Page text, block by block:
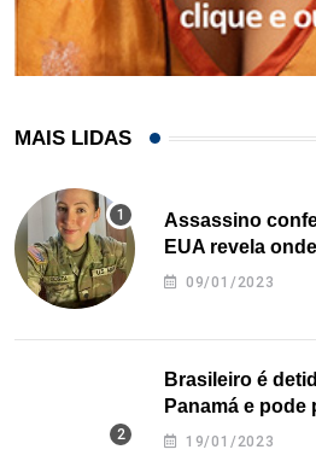
MAIS LIDAS
Assassino
EUA revela
09/01/2023
Brasileiro é
Panamá e
nos EUA
19/01/2023